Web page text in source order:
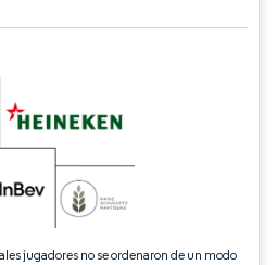
jugadores no se ordenaron de un modo
uso requiere atribución según CC BY 4.0.